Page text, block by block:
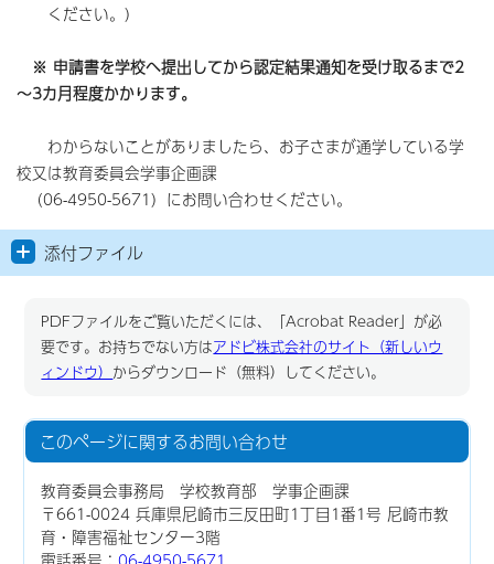
ください。）
※ 申請書を学校へ提出してから認定結果通知を受け取るまで2
～3カ月程度かかります。
わからないことがありましたら、お子さまが通学している学
校又は教育委員会学事企画課
（06-4950-5671）にお問い合わせください。
添付ファイル
PDFファイルをご覧いただくには、「Acrobat Reader」が必
要です。お持ちでない方はアドビ株式会社のサイト（新しいウ
ィンドウ） からダウンロード（無料）してください。
このページに関するお問い合わせ
教育委員会事務局 学校教育部 学事企画課
〒661-0024 兵庫県尼崎市三反田町1丁目1番1号 尼崎市教
育・障害福祉センター3階